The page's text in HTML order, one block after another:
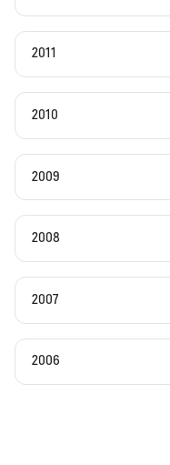
2011
2010
2009
2008
2007
2006